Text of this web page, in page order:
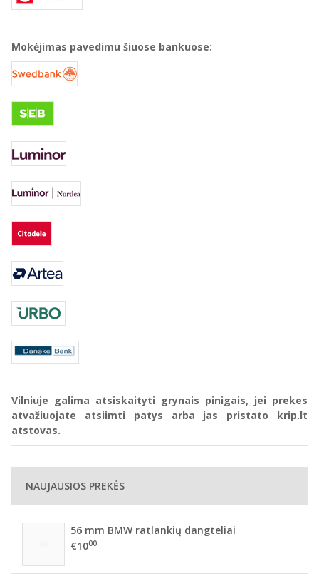
Mokėjimas pavedimu šiuose bankuose:
Vilniuje galima atsiskaityti grynais pinigais, jei prekes
atvažiuojate atsiimti patys arba jas pristato krip.lt
atstovas.
NAUJAUSIOS PREKĖS
56 mm BMW ratlankių dangteliai
€1000